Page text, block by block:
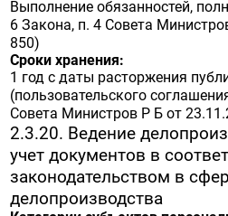
Выполнение обязанностей,
6 Закона, п. 4 Совета
850)
Сроки хранения:
1 год с даты расторжения
(пользовательского
Совета Министров Р Б от
2.3.20. Ведение
учет документов в
законодательством в
делопроизводства